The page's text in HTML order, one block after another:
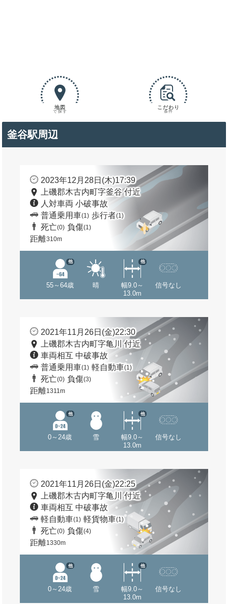
地図
で探す
こだわり
条件
釜谷駅周辺
2023年12月28日(木)17:39
上磯郡木古内町字釜谷 付近
人対車両 小破事故
普通乗用車(1) 歩行者(1)
死亡(0) 負傷(1)
距離310m
55～64歳
他
晴
幅9.0～
13.0m
他
信号なし
2021年11月26日(金)22:30
上磯郡木古内町字亀川 付近
車両相互 中破事故
普通乗用車(1) 軽自動車(1)
死亡(0) 負傷(3)
距離1311m
0～24歳
他
雪
幅9.0～
13.0m
他
信号なし
2021年11月26日(金)22:25
上磯郡木古内町字亀川 付近
車両相互 中破事故
軽自動車(1) 軽貨物車(1)
死亡(0) 負傷(4)
距離1330m
0～24歳
他
雪
幅9.0～
13.0m
他
信号なし